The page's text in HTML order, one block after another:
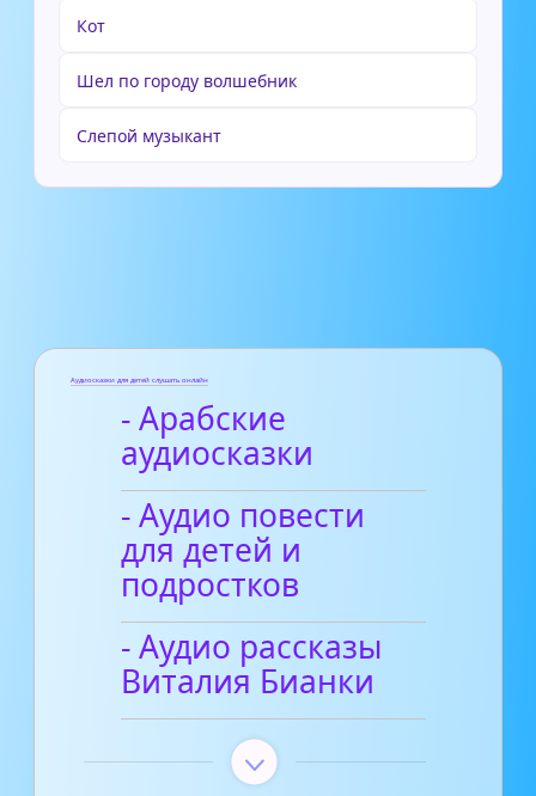
Кот
Шел по городу волшебник
Слепой музыкант
Аудиосказки для детей слушать онлайн
- Арабские
аудиосказки
- Аудио повести
для детей и
подростков
- Аудио рассказы
Виталия Бианки